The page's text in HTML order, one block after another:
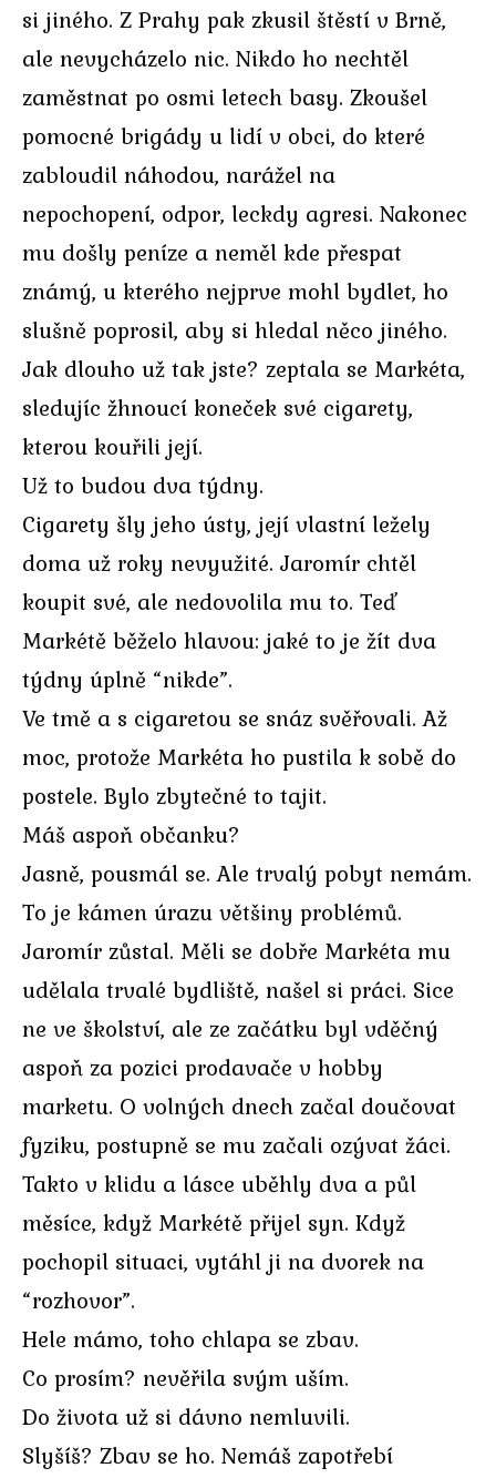
si jiného. Z Prahy pak zkusil štěstí v Brně,
ale nevycházelo nic. Nikdo ho nechtěl
zaměstnat po osmi letech basy. Zkoušel
pomocné brigády u lidí v obci, do které
zabloudil náhodou, narážel na
nepochopení, odpor, leckdy agresi. Nakonec
mu došly peníze a neměl kde přespat
známý, u kterého nejprve mohl bydlet, ho
slušně poprosil, aby si hledal něco jiného.
Jak dlouho už tak jste? zeptala se Markéta,
sledujíc žhnoucí koneček své cigarety,
kterou kouřili její.
Už to budou dva týdny.
Cigarety šly jeho ústy, její vlastní ležely
doma už roky nevyužité. Jaromír chtěl
koupit své, ale nedovolila mu to. Teď
Markétě běželo hlavou: jaké to je žít dva
týdny úplně “nikde”.
Ve tmě a s cigaretou se snáz svěřovali. Až
moc, protože Markéta ho pustila k sobě do
postele. Bylo zbytečné to tajit.
Máš aspoň občanku?
Jasně, pousmál se. Ale trvalý pobyt nemám.
To je kámen úrazu většiny problémů.
Jaromír zůstal. Měli se dobře Markéta mu
udělala trvalé bydliště, našel si práci. Sice
ne ve školství, ale ze začátku byl vděčný
aspoň za pozici prodavače v hobby
marketu. O volných dnech začal doučovat
fyziku, postupně se mu začali ozývat žáci.
Takto v klidu a lásce uběhly dva a půl
měsíce, když Markétě přijel syn. Když
pochopil situaci, vytáhl ji na dvorek na
“rozhovor”.
Hele mámo, toho chlapa se zbav.
Co prosím? nevěřila svým uším.
Do života už si dávno nemluvili.
Slyšíš? Zbav se ho. Nemáš zapotřebí